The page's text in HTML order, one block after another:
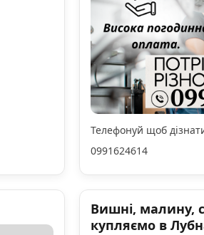
Телефонуй щоб
0991624614
Вишні, малину,
купляємо в